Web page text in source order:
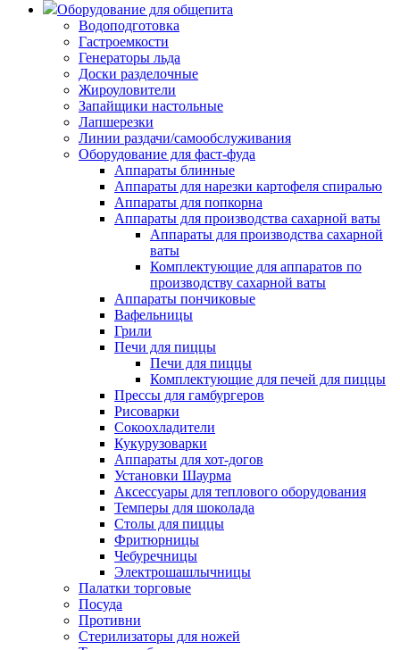
Оборудование для общепита
Водоподготовка
Гастроемкости
Генераторы льда
Доски разделочные
Жироуловители
Запайщики настольные
Лапшерезки
Линии раздачи/самообслуживания
Оборудование для фаст-фуда
Аппараты блинные
Аппараты для нарезки картофеля спиралью
Аппараты для попкорна
Аппараты для производства сахарной ваты
Аппараты для производства сахарной
ваты
Комплектующие для аппаратов по
производству сахарной ваты
Аппараты пончиковые
Вафельницы
Грили
Печи для пиццы
Печи для пиццы
Комплектующие для печей для пиццы
Прессы для гамбургеров
Рисоварки
Сокоохладители
Кукурузоварки
Аппараты для хот-догов
Установки Шаурма
Аксессуары для теплового оборудования
Темперы для шоколада
Столы для пиццы
Фритюрницы
Чебуречницы
Электрошашлычницы
Палатки торговые
Посуда
Противни
Стерилизаторы для ножей